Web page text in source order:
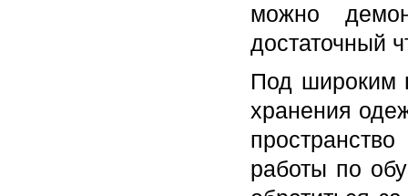
можно
достаточный
Под широким
хранения
работы по